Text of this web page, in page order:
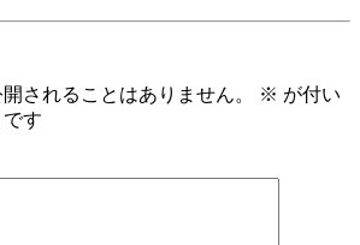
されることはありません。 ※ が付い
す